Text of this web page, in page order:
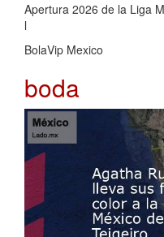
Apertura 2026 de la Liga
l
BolaVip Mexico
boda